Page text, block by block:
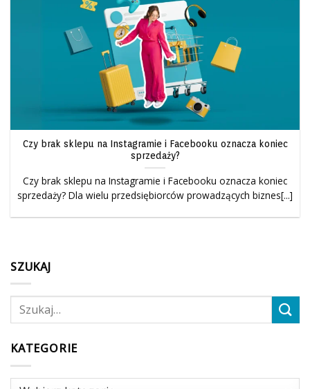
Czy brak sklepu na Instagramie i Facebooku oznacza koniec
sprzedaży?
Czy brak sklepu na Instagramie i Facebooku oznacza koniec
sprzedaży? Dla wielu przedsiębiorców prowadzących biznes[...]
SZUKAJ
KATEGORIE
Kategorie